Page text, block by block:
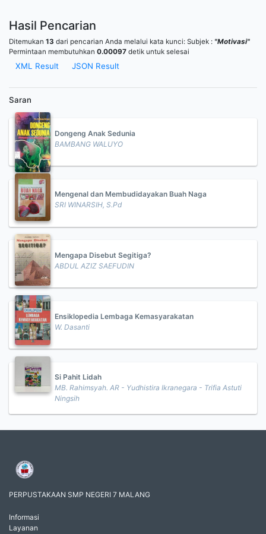
Hasil Pencarian
Ditemukan 13 dari pencarian Anda melalui kata kunci: Subjek : "Motivasi"
Permintaan membutuhkan 0.00097 detik untuk selesai
XML Result JSON Result
Saran
Dongeng Anak Sedunia
BAMBANG WALUYO
Mengenal dan Membudidayakan Buah Naga
SRI WINARSIH, S.Pd
Mengapa Disebut Segitiga?
ABDUL AZIZ SAEFUDIN
Ensiklopedia Lembaga Kemasyarakatan
W. Dasanti
Si Pahit Lidah
MB. Rahimsyah. AR - Yudhistira Ikranegara - Trifia Astuti
Ningsih
PERPUSTAKAAN SMP NEGERI 7 MALANG
Informasi
Layanan